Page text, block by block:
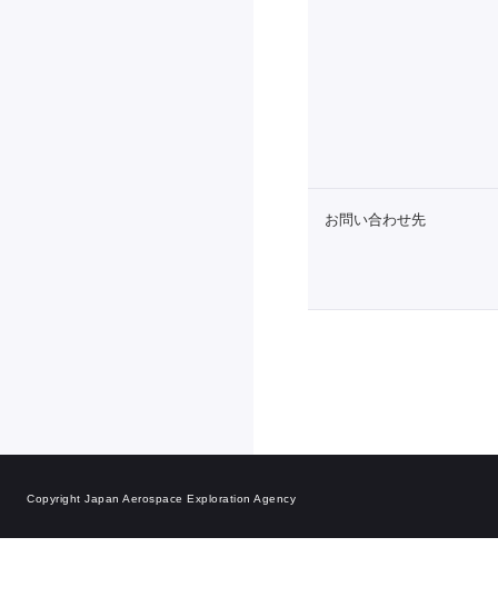
お問い合わせ先
Copyright Japan Aerospace Exploration Agency